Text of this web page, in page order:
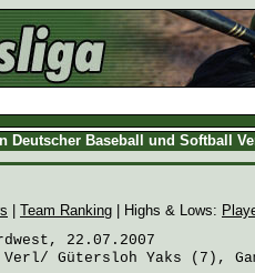
Deutscher Baseball und Softball
Team Ranking | Highs & Lows:
22.07.2007
Gütersloh Yaks (7),